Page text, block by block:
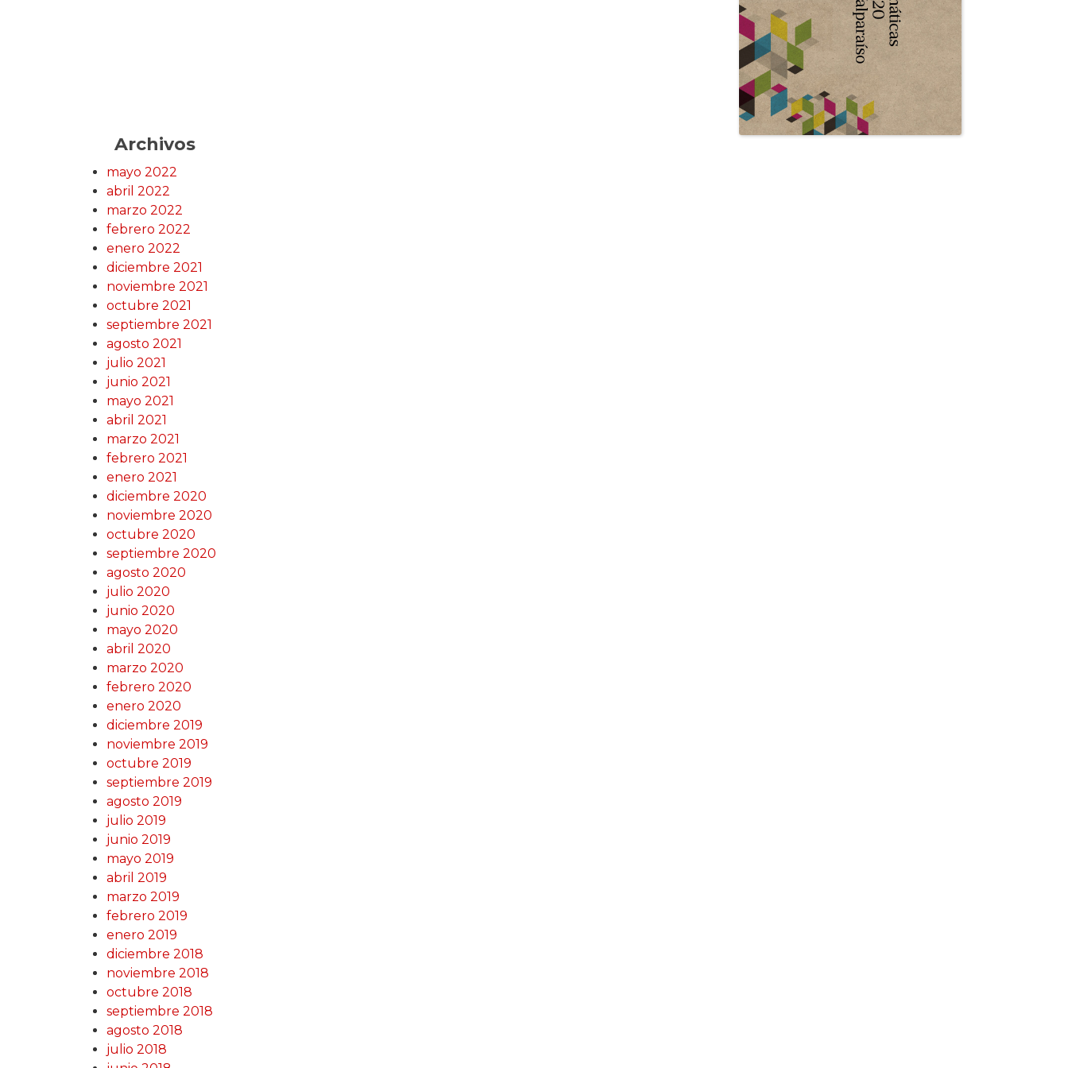
Archivos
mayo 2022
abril 2022
marzo 2022
febrero 2022
enero 2022
diciembre 2021
noviembre 2021
octubre 2021
septiembre 2021
agosto 2021
julio 2021
junio 2021
mayo 2021
abril 2021
marzo 2021
febrero 2021
enero 2021
diciembre 2020
noviembre 2020
octubre 2020
septiembre 2020
agosto 2020
julio 2020
junio 2020
mayo 2020
abril 2020
marzo 2020
febrero 2020
enero 2020
diciembre 2019
noviembre 2019
octubre 2019
septiembre 2019
agosto 2019
julio 2019
junio 2019
mayo 2019
abril 2019
marzo 2019
febrero 2019
enero 2019
diciembre 2018
noviembre 2018
octubre 2018
septiembre 2018
agosto 2018
julio 2018